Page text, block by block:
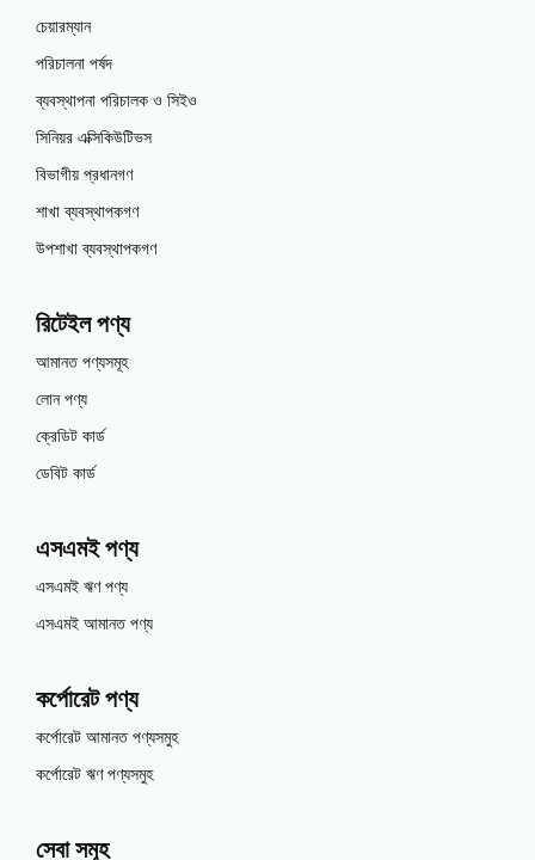
চেয়ারম্যান
পরিচালনা পর্ষদ
ব্যবস্থাপনা পরিচালক ও সিইও
সিনিয়র এক্সিকিউটিভস
বিভাগীয় প্রধানগণ
শাখা ব্যবস্থাপকগণ
উপশাখা ব্যবস্থাপকগণ
রিটেইল পণ্য
আমানত পণ্যসমূহ
লোন পণ্য
ক্রেডিট কার্ড
ডেবিট কার্ড
এসএমই পণ্য
এসএমই ঋণ পণ্য
এসএমই আমানত পণ্য
কর্পোরেট পণ্য
কর্পোরেট আমানত পণ্যসমুহ
কর্পোরেট ঋণ পণ্যসমুহ
সেবা সমূহ